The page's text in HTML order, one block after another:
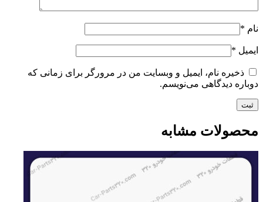
نام *
ایمیل *
ذخیره نام، ایمیل و وبسایت من در مرورگر برای زمانی که
دوباره دیدگاهی می‌نویسم.
محصولات مشابه